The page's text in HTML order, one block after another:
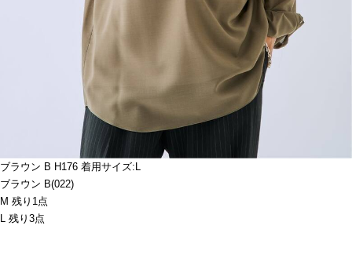
ブラウン B H176 着用サイズ:L
ブラウン B(022)
M 残り1点
L 残り3点